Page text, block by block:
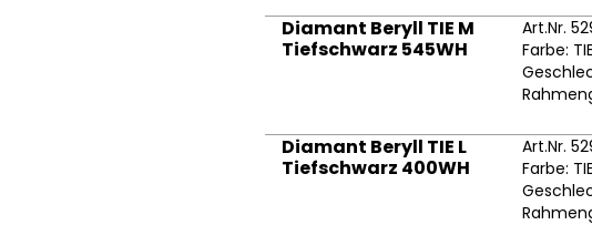
Diamant Beryll TIE M
Tiefschwarz 545WH
Art.Nr.
Farbe:
Diamant Beryll TIE L
Tiefschwarz 400WH
Art.Nr.
Farbe: